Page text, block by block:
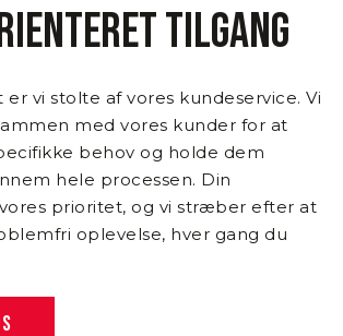
tilgang
er vi stolte af vores kundeservice. Vi
med vores kunder for at
behov og holde dem
hele processen. Din
prioritet, og vi stræber efter at
oplevelse, hver gang du